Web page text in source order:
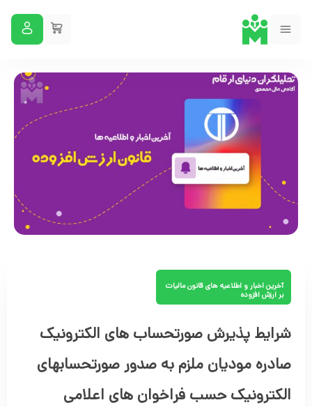
آخرین اخبار و اطلاعیه های قانون مالیات
بر ارزش افزوده
شرایط پذیرش صورتحساب های الکترونیک
صادره مودیان ملزم به صدور صورتحسابهای
الکترونیک حسب فراخوان های اعلامی